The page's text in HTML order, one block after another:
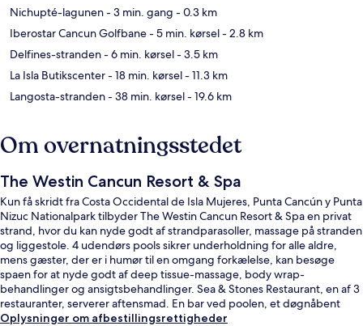
Nichupté-lagunen- 3 min. gang - 0.3 km
Iberostar Cancun Golfbane- 5 min. kørsel- 2.8 km
Delfines-stranden- 6 min. kørsel- 3.5 km
La Isla Butikscenter- 18 min. kørsel- 11.3 km
Langosta-stranden- 38 min. kørsel- 19.6 km
Om overnatningsstedet
The Westin Cancun Resort & Spa
Kun få skridt fra Costa Occidental de Isla Mujeres, Punta Cancún y Punta
Nizuc Nationalpark tilbyder The Westin Cancun Resort & Spa en privat
strand, hvor du kan nyde godt af strandparasoller, massage på stranden
og liggestole. 4 udendørs pools sikrer underholdning for alle aldre,
mens gæster, der er i humør til en omgang forkælelse, kan besøge
spaen for at nyde godt af deep tissue-massage, body wrap-
behandlinger og ansigtsbehandlinger. Sea & Stones Restaurant, en af 3
restauranter, serverer aftensmad. En bar ved poolen, et døgnåbent
fitnesscenter og et boblebad er andre højdepunkter. Rejsende er vilde
Oplysninger om afbestillingsrettigheder